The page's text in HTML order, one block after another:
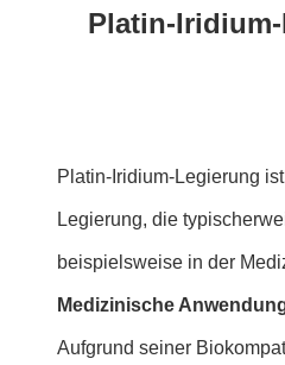
Platin-
Platin-Iridium-Legierung
Legierung, die
beispielsweise in der
Medizinische
Aufgrund seiner